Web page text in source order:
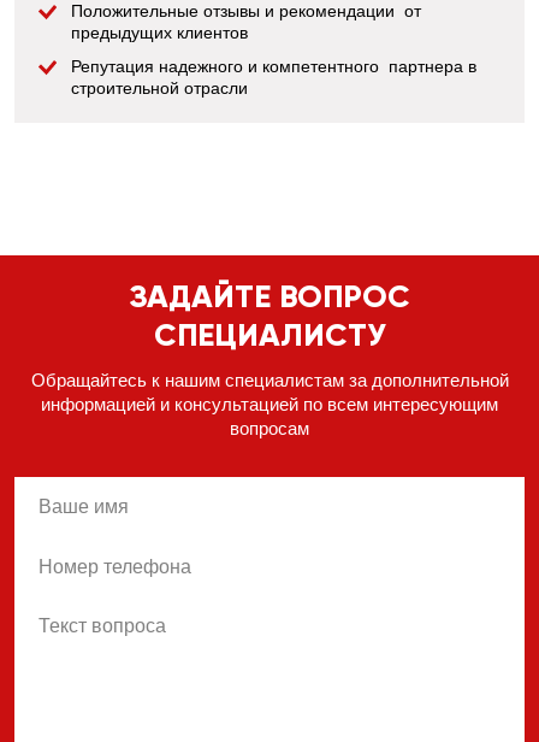
Положительные отзывы и рекомендации от
предыдущих клиентов
Репутация надежного и компетентного партнера в
строительной отрасли
ЗАДАЙТЕ ВОПРОС
СПЕЦИАЛИСТУ
Обращайтесь к нашим специалистам за дополнительной
информацией и консультацией по всем интересующим
вопросам